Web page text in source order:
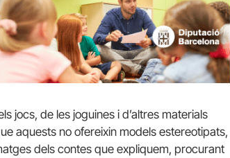
jocs, de les joguines i d’altres materials
aquests no ofereixin models estereotipats,
dels contes que expliquem, procurant